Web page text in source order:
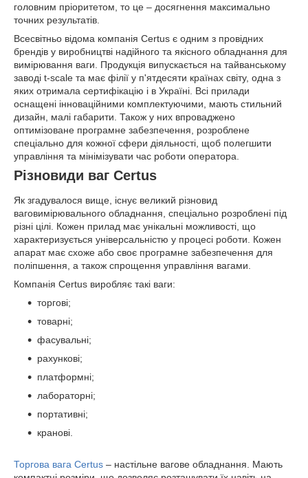
головним пріоритетом, то це – досягнення максимально
точних результатів.
Всесвітньо відома компанія Certus є одним з провідних
брендів у виробництві надійного та якісного обладнання для
вимірювання ваги. Продукція випускається на тайванському
заводі t-scale та має філії у п'ятдесяти країнах світу, одна з
яких отримала сертифікацію і в Україні. Всі прилади
оснащені інноваційними комплектуючими, мають стильний
дизайн, малі габарити. Також у них впроваджено
оптимізоване програмне забезпечення, розроблене
спеціально для кожної сфери діяльності, щоб полегшити
управління та мінімізувати час роботи оператора.
Різновиди ваг Certus
Як згадувалося вище, існує великий різновид
ваговимірювального обладнання, спеціально розроблені під
різні цілі. Кожен прилад має унікальні можливості, що
характеризується універсальністю у процесі роботи. Кожен
апарат має схоже або своє програмне забезпечення для
поліпшення, а також спрощення управління вагами.
Компанія Certus виробляє такі ваги:
торгові;
товарні;
фасувальні;
рахункові;
платформні;
лабораторні;
портативні;
кранові.
Торгова вага Certus – настільне вагове обладнання. Мають